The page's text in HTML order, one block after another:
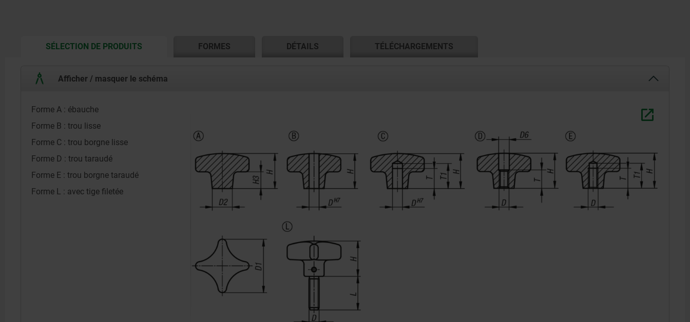
SÉLECTION DE PRODUITSCURRENT
FORMES DÉTAILS TÉLÉCHARGEMENTS
Afficher / masquer le schéma
Forme A : ébauche
Forme B : trou lisse
Forme C : trou borgne lisse
Forme D : trou taraudé
Forme E : trou borgne taraudé
Forme L : avec tige filetée